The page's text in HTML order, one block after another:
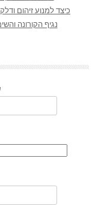
כיצד למנוע זיהום
נגיף הקורונה